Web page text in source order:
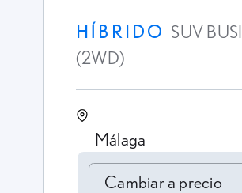
HÍBRIDO SUV
(2WD)
Málaga
Cambiar a precio oferta
Cambiar a precio